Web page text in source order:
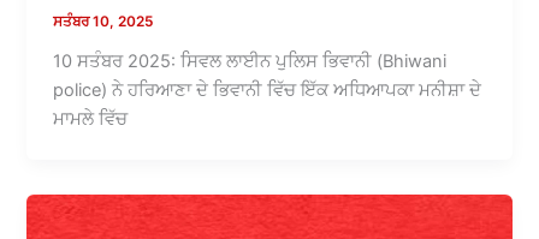
ਸਤੰਬਰ 10, 2025
10 ਸਤੰਬਰ 2025: ਸਿਵਲ ਲਾਈਨ ਪੁਲਿਸ ਭਿਵਾਨੀ (Bhiwani
police) ਨੇ ਹਰਿਆਣਾ ਦੇ ਭਿਵਾਨੀ ਵਿੱਚ ਇੱਕ ਅਧਿਆਪਕਾ ਮਨੀਸ਼ਾ ਦੇ
ਮਾਮਲੇ ਵਿੱਚ